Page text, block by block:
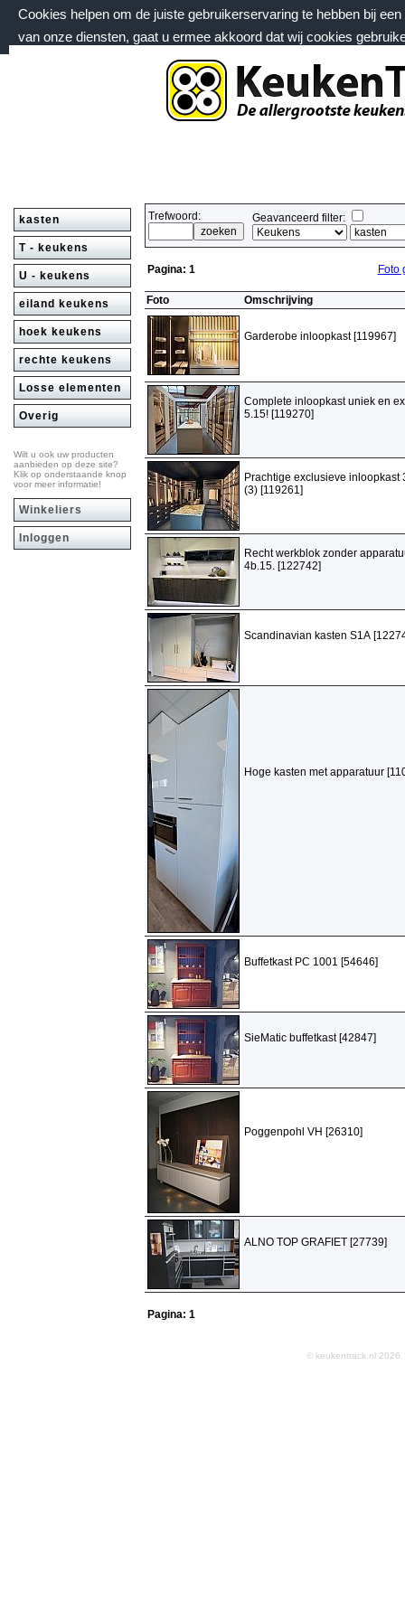
Cookies helpen om de juiste gebruikerservaring te hebben bij
van onze diensten, gaat u ermee akkoord dat wij cookies
donderdag 6 augustus 2026, 15:45 uur
Welkom bij keukentrack.nl
kasten
T - keukens
U - keukens
eiland keukens
hoek keukens
rechte keukens
Losse elementen
Overig
Wilt u ook uw producten
aanbieden op deze site?
Klik op onderstaande knop
voor meer informatie!
Winkeliers
Inloggen
Trefwoord: Geavanceerd filter:
Pagina: 1 Foto
Foto Omschrijving
Garderobe inloopkast [119967]
Complete inloopkast uniek en
5.15! [119270]
Prachtige exclusieve inloopkast
(3) [119261]
Recht werkblok zonder
4b.15. [122742]
Scandinavian kasten S1A
Hoge kasten met apparatuur
Buffetkast PC 1001 [54646]
SieMatic buffetkast [42847]
Poggenpohl VH [26310]
ALNO TOP GRAFIET [27739]
Pagina: 1
© keukentrack.nl